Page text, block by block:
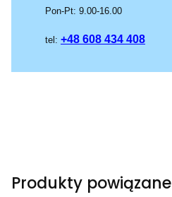
Pon-Pt: 9.00-16.00
tel: +48 608 434 408
Produkty powiązane